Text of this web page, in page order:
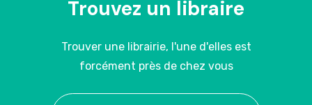
Trouvez un libraire
Trouver une librairie, l'une d'elles est
forcément près de chez vous